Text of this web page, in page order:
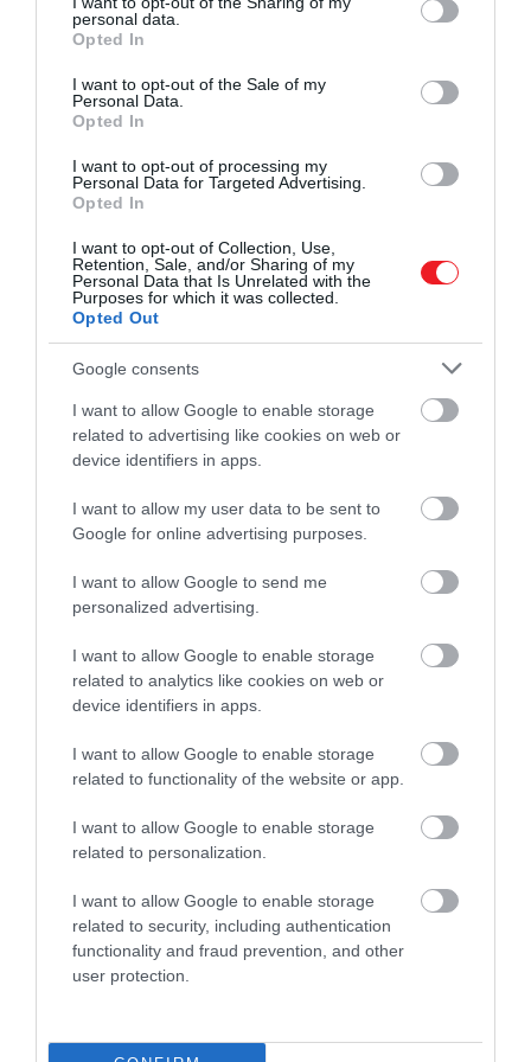
grant or deny consent to Google and its third-party tags to
use your data for below specified purposes in below Google
consent section.
personal data.
Opted In
I want to opt-out of the Sale of my
Personal Data.
Opted In
I want to opt-out of processing my
Personal Data for Targeted Advertising.
Opted In
I want to opt-out of Collection, Use,
Retention, Sale, and/or Sharing of my
Personal Data that Is Unrelated with the
Purposes for which it was collected.
Opted Out
Google consents
I want to allow Google to enable storage
related to advertising like cookies on web or
device identifiers in apps.
I want to allow my user data to be sent to
Google for online advertising purposes.
I want to allow Google to send me
personalized advertising.
I want to allow Google to enable storage
related to analytics like cookies on web or
device identifiers in apps.
I want to allow Google to enable storage
related to functionality of the website or app.
I want to allow Google to enable storage
related to personalization.
I want to allow Google to enable storage
related to security, including authentication
functionality and fraud prevention, and other
user protection.
megtett azért, hogy a jelenetben működjön a
karakter fáradt, ingerült reakciója.
A portál szerint éppen ez a feszültség teszi
emlékezetessé a jelenetet: Poe Dameron szinte
undorral és sietséggel veti oda a mondatot, ami jól
érzékelteti, mennyire erőltetettnek hatott sok néző
számára Palpatine visszahozása. A problémát sokan
nem is önmagában a színészi játékban látták,
hanem abban, hogya film egyik legfontosabb
fordulatát egy ilyen tömör és magyarázat nélküli
mondatra bízták
Ez is érdekelhet!
Csak egyetlen karakter létezik, aki mind
a 9 Star Wars-filmben felbukkant
Skywalker kora anyagilag így is hatalmas siker
lett, világszerte 1 milliárd dollárt hozott, miközben a
fogadtatása viszont jóval hűvösebb maradt: a
Rotten Tomatoes összesítésében 51 százalékon áll,
ami a Skywalker-sagához tartozó filmek között a
leggyengébb eredmény.
Tupac is esélyes volt Samuel L. Jackson